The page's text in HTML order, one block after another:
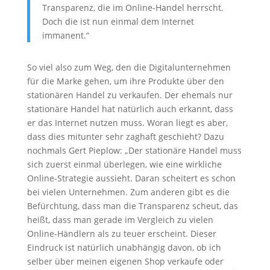
Transparenz, die im Online-Handel herrscht.
Doch die ist nun einmal dem Internet
immanent.“
So viel also zum Weg, den die Digitalunternehmen
für die Marke gehen, um ihre Produkte über den
stationären Handel zu verkaufen. Der ehemals nur
stationäre Handel hat natürlich auch erkannt, dass
er das Internet nutzen muss. Woran liegt es aber,
dass dies mitunter sehr zaghaft geschieht? Dazu
nochmals Gert Pieplow: „Der stationäre Handel muss
sich zuerst einmal überlegen, wie eine wirkliche
Online-Strategie aussieht. Daran scheitert es schon
bei vielen Unternehmen. Zum anderen gibt es die
Befürchtung, dass man die Transparenz scheut, das
heißt, dass man gerade im Vergleich zu vielen
Online-Händlern als zu teuer erscheint. Dieser
Eindruck ist natürlich unabhängig davon, ob ich
selber über meinen eigenen Shop verkaufe oder